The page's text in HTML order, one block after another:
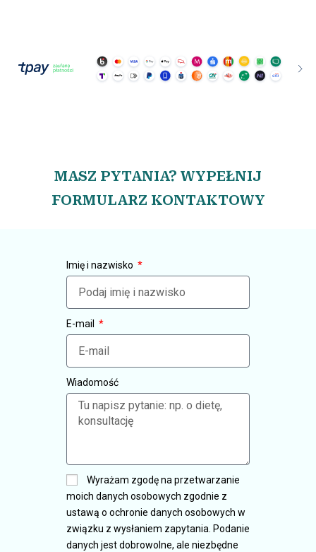
MASZ PYTANIA? WYPEŁNIJ
FORMULARZ KONTAKTOWY
Imię i nazwisko
E-mail
Wiadomość
Wyrażam zgodę na przetwarzanie
moich danych osobowych zgodnie z
ustawą o ochronie danych osobowych w
związku z wysłaniem zapytania. Podanie
danych jest dobrowolne, ale niezbędne